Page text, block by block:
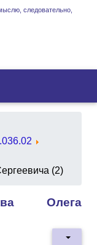
следовательно,
(2)
Олега